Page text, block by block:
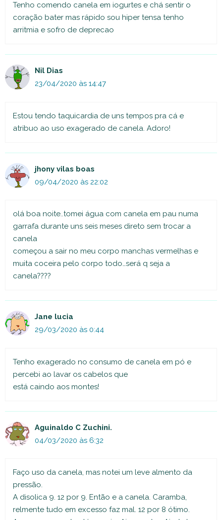
Tenho comendo canela em iogurtes e chá sentir o
coração bater mas rápido sou hiper tensa tenho
arritmia e sofro de deprecao
Nil Dias
23/04/2020 às 14:47
Estou tendo taquicardia de uns tempos pra cá e
atribuo ao uso exagerado de canela. Adoro!
jhony vilas boas
09/04/2020 às 22:02
olá boa noite..tomei água com canela em pau numa
garrafa durante uns seis meses direto sem trocar a
canela
começou a sair no meu corpo manchas vermelhas e
muita coceira pelo corpo todo…será q seja a
canela????
Jane lucia
29/03/2020 às 0:44
Tenho exagerado no consumo de canela em pó e
percebi ao lavar os cabelos que
está caindo aos montes!
Aguinaldo C Zuchini.
04/03/2020 às 6:32
Faço uso da canela, mas notei um leve almento da
pressão.
A disolica 9. 12 por 9. Então e a canela. Caramba,
relmente tudo em excesso faz mal. 12 por 8 ótimo.